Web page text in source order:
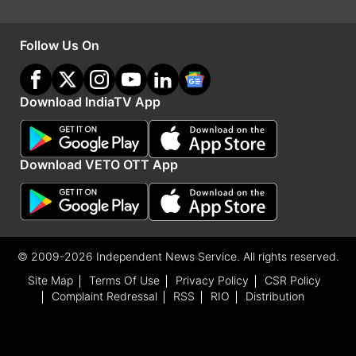
घटना का सीसीटीवी वीडियो सामने आया है जिसमें देखा गया
इसी दौरान पहली बेंच पर बैठी छात्रा अचानक नीचे गिर गई।
यह देख शिक्षक समेत कक्षा में बैठे सभी छात्र डर गए और
अफरा-तफरी मच गई।
Follow Us On
Download IndiaTV App
Download VETO OTT App
© 2009-2026 Independent News Service. All rights reserved.
Site Map
Terms Of Use Privacy Policy
CSR Policy
Complaint Redressal
RSS RIO Distribution